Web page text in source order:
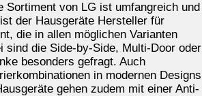
Sortiment von LG ist umfangreich und
der Hausgeräte Hersteller für
die in allen möglichen Varianten
sind die Side-by-Side, Multi-Door oder
besonders gefragt. Auch
in modernen Designs
gehen zudem mit einer Anti-